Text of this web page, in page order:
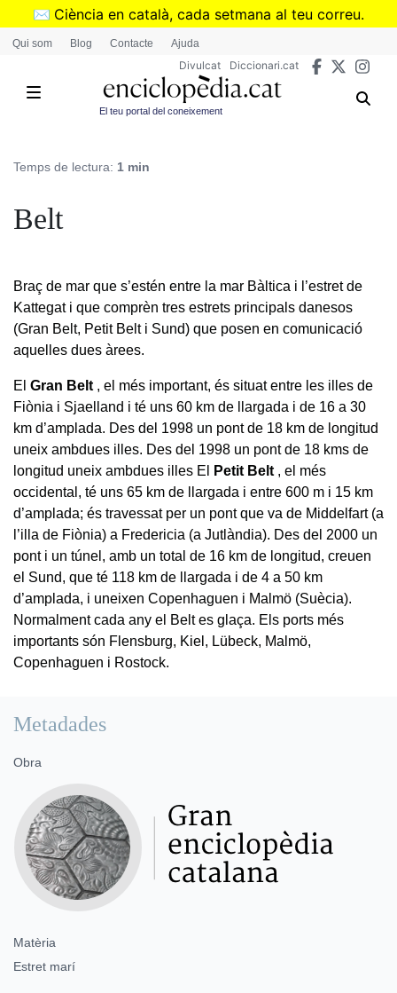
Vés
✉️ Ciència en català, cada setmana al teu correu.
➜Subscriu-te al butlletí de Divulcat
Qui som Blog Contacte Ajuda
Divulcat Diccionari.cat
El teu portal del coneixement
Temps de lectura: 1 min
Belt
Braç de mar que s’estén entre la mar Bàltica i l’estret de
Kattegat i que comprèn tres estrets principals danesos
(Gran Belt, Petit Belt i Sund) que posen en comunicació
aquelles dues àrees.
El Gran Belt , el més important, és situat entre les illes de
Fiònia i Sjaelland i té uns 60 km de llargada i de 16 a 30
km d’amplada. Des del 1998 un pont de 18 km de longitud
uneix ambdues illes. Des del 1998 un pont de 18 kms de
longitud uneix ambdues illes El
Petit Belt , el més
occidental, té uns 65 km de llargada i entre 600 m i 15 km
d’amplada; és travessat per un pont que va de Middelfart (a
l’illa de Fiònia) a Fredericia (a Jutlàndia). Des del 2000 un
pont i un túnel, amb un total de 16 km de longitud, creuen
el Sund, que té 118 km de llargada i de 4 a 50 km
d’amplada, i uneixen Copenhaguen i Malmö (Suècia).
Normalment cada any el Belt es glaça. Els ports més
importants són Flensburg, Kiel, Lübeck, Malmö,
Copenhaguen i Rostock.
Metadades
Obra
Matèria
Estret marí